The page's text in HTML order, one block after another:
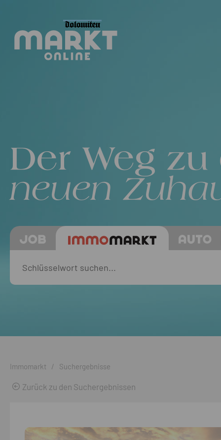
Der Weg
neuen
Immomarkt / Suchergebnisse
Zurück zu den Suchergebnissen